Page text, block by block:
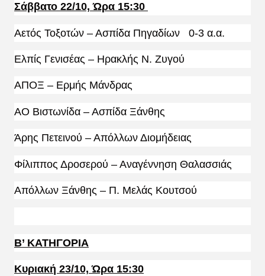
Σάββατο 22/10, Ώρα 15:30
Αετός Τοξοτών – Ασπίδα Πηγαδίων 0-3 α.α.
Ελπίς Γενισέας – Ηρακλής Ν. Ζυγού
ΑΠΟΞ – Ερμής Μάνδρας
ΑΟ Βιστωνίδα – Ασπίδα Ξάνθης
Άρης Πετεινού – Απόλλων Διομήδειας
Φίλιππος Δροσερού – Αναγέννηση Θαλασσιάς
Απόλλων Ξάνθης – Π. Μελάς Κουτσού
Β’ ΚΑΤΗΓΟΡΙΑ
Κυριακή 23/10, Ώρα 15:30